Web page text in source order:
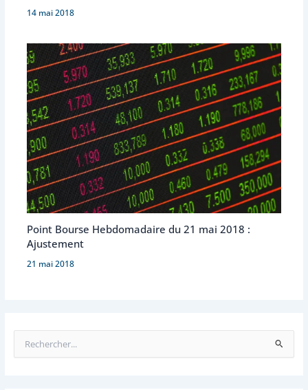
14 mai 2018
Point Bourse Hebdomadaire du 21 mai 2018 :
Ajustement
21 mai 2018
e